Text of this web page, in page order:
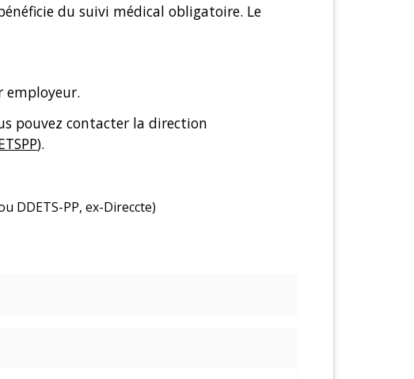
du suivi médical obligatoire. Le
employeur.
pouvez contacter la direction
).
DDETS-PP, ex-Direccte)